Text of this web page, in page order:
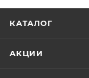
КАТАЛОГ
АКЦИИ